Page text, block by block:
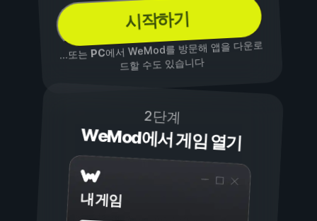
시작하기
...또는PC에서 WeMod를 방문해 앱을 다운로
드할 수도 있습니다
2단계
WeMod에서 게임 열기
내 게임